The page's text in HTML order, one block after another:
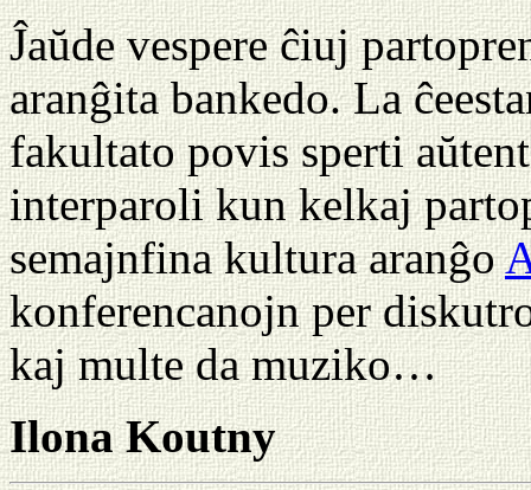
Ĵaŭde vespere ĉiuj
aranĝita bankedo. La
fakultato povis sperti
interparoli kun kelkaj
semajnfina kultura aranĝo
konferencanojn per
kaj multe da muziko…
Ilona Koutny